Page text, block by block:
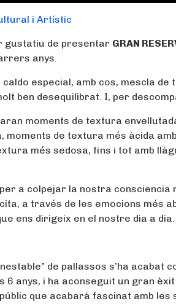
i Artístic
gustatiu de presentar GRAN
anys.
caldo especial, amb cos, mescla
ben desequilibrat. I, per
moments de textura
moments de textura més àcida
més sedosa, fins i tot amb
a colpejar la nostra consciencia
a través de les emocions més
ens dirigeix en el nostre dia a dia.
de pallassos s’ha
6 anys, i ha aconseguit un gran
que acabarà fascinat amb